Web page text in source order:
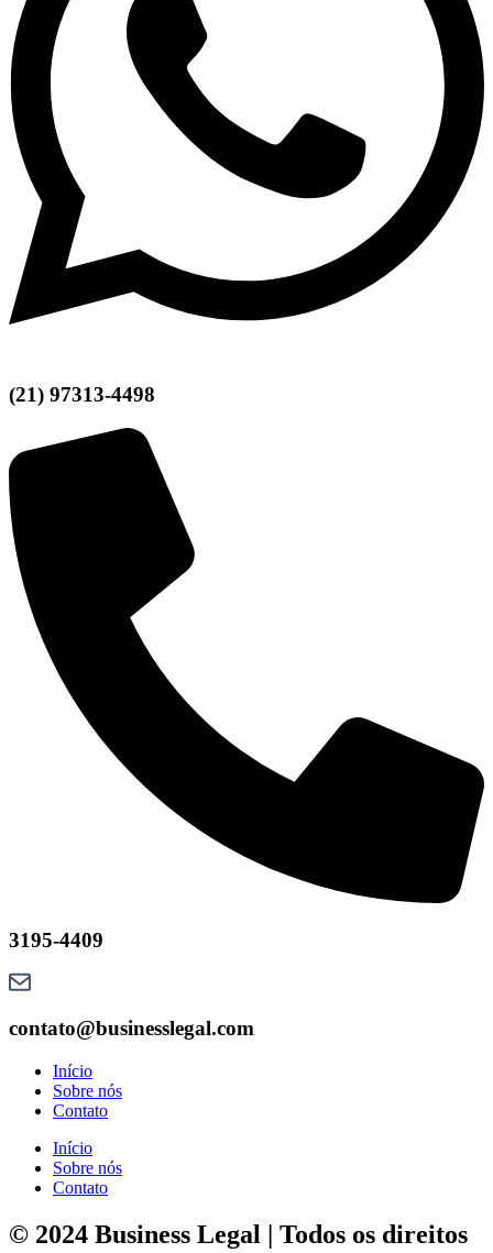
(21) 97313-4498
3195-4409
contato@businesslegal.com
Início
Sobre nós
Contato
Início
Sobre nós
Contato
© 2024 Business Legal | Todos os direitos